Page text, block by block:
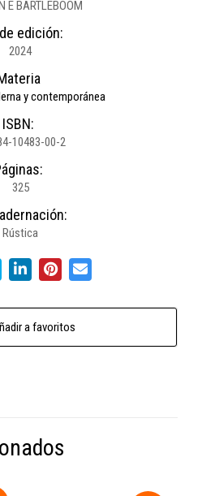
E BARTLEBOOM
edición:
2024
y contemporánea
ISBN:
10483-00-2
325
Rústica
a favoritos